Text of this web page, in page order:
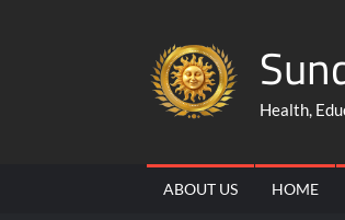
Health,
ABOUT US HOME